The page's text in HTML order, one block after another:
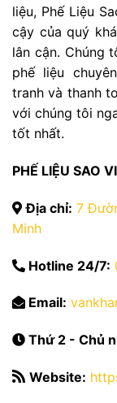
liệu, Phế Liệu
cậy của quý
lân cận. Chúng
phế liệu
tranh và thanh
với chúng tôi
tốt nhất.
PHẾ LIỆU SAO
Địa chỉ: 7
Minh
Hotline 24/7:
Email:
Thứ 2 - Chủ
Website: